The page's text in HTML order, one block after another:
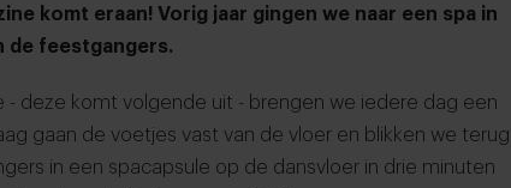
komt eraan! Vorig jaar gingen we naar een spa in
de feestgangers.
- deze komt volgende uit - brengen we iedere dag een
gaan de voetjes vast van de vloer en blikken we terug
in een spacapsule op de dansvloer in drie minuten